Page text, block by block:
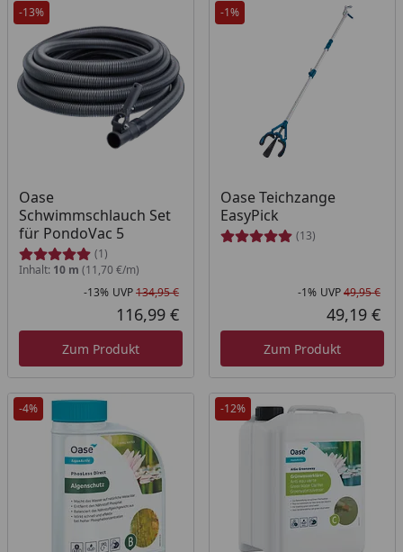
-13%
Oase
Schwimmschlauch Set
für PondoVac 5
(1)
Inhalt: 10 m (11,70 €/m)
Rabatt in Prozent
-13%
Ursprünglicher Preis
UVP134,95 €
Aktueller Preis
116,99 €
Zum Produkt
-1%
Oase Teichzange
EasyPick
(13)
-1% UVP49,95 €
49,19 €
Zum Produkt
-4% -12%